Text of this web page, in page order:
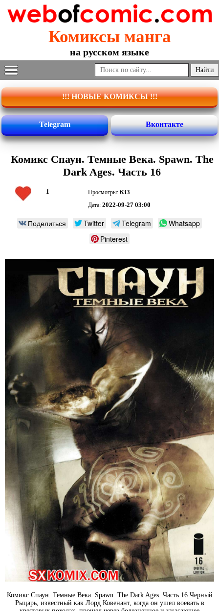
Комиксы манга
на русском языке
!!! НОВЫЕ КОМИКСЫ !!!
Telegram Вконтакте
Комикс Спаун. Темные Века. Spawn. The
Dark Ages. Часть 16
1 Просмотры: 633
Дата: 2022-09-27 03:00
Поделиться Twitter Telegram
Whatsapp
Pinterest
Комикс Спаун. Темные Века. Spawn. The Dark Ages. Часть 16 Черный
Рыцарь, известный как Лорд Ковенант, когда он ушел воевать в